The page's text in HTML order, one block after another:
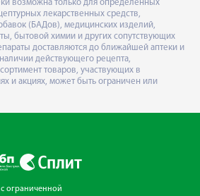
возможна только для определённых
лекарственных средств,
(БАДов), медицинских изделий,
бытовой химии и других сопутствующих
доставляются до ближайшей аптеки и
действующего рецепта,
товаров, участвующих в
и акциях, может быть ограничен или
ограниченной